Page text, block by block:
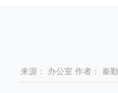
来源： 办公室 作者： 秦勤